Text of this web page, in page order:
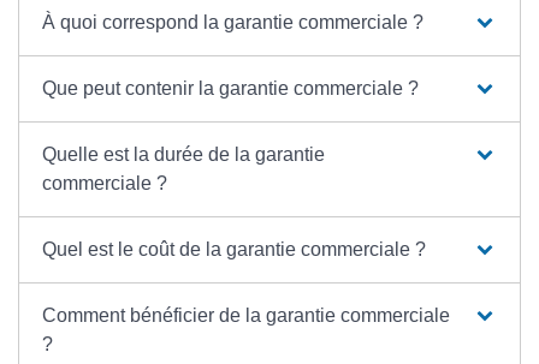
À quoi correspond la garantie commerciale ?
Que peut contenir la garantie commerciale ?
Quelle est la durée de la garantie
commerciale ?
Quel est le coût de la garantie commerciale ?
Comment bénéficier de la garantie commerciale
?